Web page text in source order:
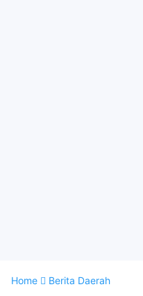
Home Berita Daerah